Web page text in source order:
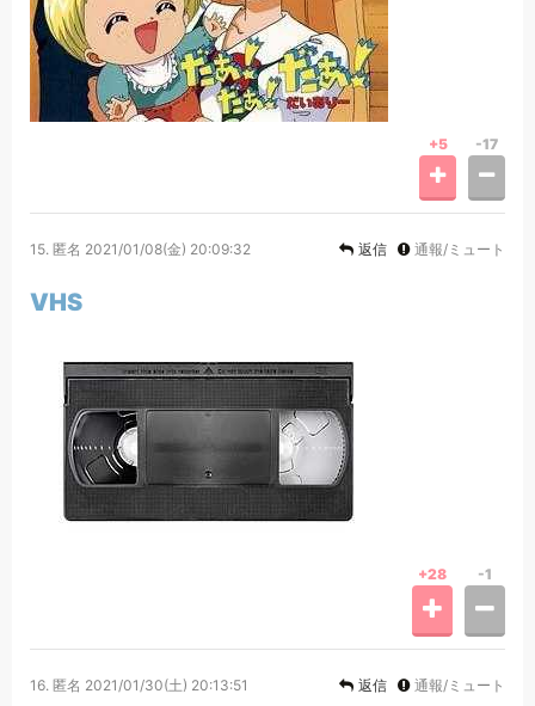
+5 -17
15. 匿名 2021/01/08(金) 20:09:32 返信 通報/ミュート
VHS
+28 -1
16. 匿名 2021/01/30(土) 20:13:51 返信 通報/ミュート